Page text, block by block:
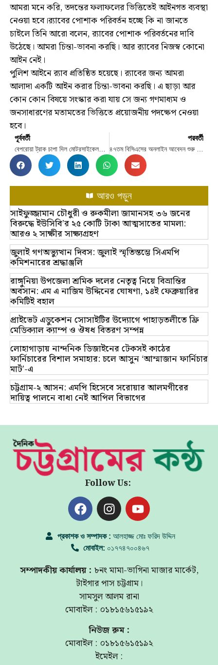
আমরা মনে করি, তদন্তের ফলাফলের ভিত্তিতেই আইনগত ব্যবস্থা
নেওয়া হবে।র‍্যাবের পোশাক পরিবর্তন হচ্ছে কি না জানতে
চাইলে তিনি আরো বলেন, র‍্যাবের পোশাক পরিবর্তনের দাবি
উঠেছে। আমরা চিন্তা-ভাবনা করছি। আর র‍্যাবের নিজস্ব কোনো
আইন নেই।
পুলিশ আইনে র‍্যাব প্রতিষ্ঠিত হয়েছে। র‍্যাবের জন্য আমরা
আলাদা একটি আইন করার চিন্তা-ভাবনা করছি। এ ছাড়া আর
কোন কোন বিষয়ে সংস্কার করা যায় সে জন্য গণমাধ্যম ও
জনসাধারণের মতামতের ভিত্তিতে প্রয়োজনীয় পদক্ষেপ নেওয়া
হবে।
পূর্ববর্তী পরবর্তী
আরও পড়ুন
সাইফুজ্জামান চৌধুরী ও রুকমীলা জামানসহ ৩৬ জনের
বিরুদ্ধে ইউসিবি’র ২৫ কোটি টাকা আত্মসাতের মামলা:
আরও ২ সাক্ষীর সাক্ষ্যগ্রহণ
জুলাই গণঅভ্যুত্থান দিবস: জুলাই স্মৃতিস্তম্ভে সিএমপি
কমিশনারের শ্রদ্ধাঞ্জলি
রাঙ্গুনিয়া উপজেলা শ্রমিক দলের নেতৃত্ব নিয়ে বিভ্রান্তির
অবসান: এম এ নাজিম উদ্দিনের ঘোষণা, ১৪ই ফেব্রুয়ারির
কমিটিই বহাল
প্রাইভেট এডুকেশন সোসাইটির উদ্যোগে পাহাড়তলীতে ফ্রি
মেডিক্যাল ক্যাম্প ও ঔষধ বিতরণ সম্পন্ন
লোহাগাড়ায় নান্দনিক ডিজাইনের টেকসই কাঠের
ফার্নিচারের বিশাল সমাহার: চলে আসুন ‘আম্মাজান ফার্নিচার
মার্ট’-এ
চট্টগ্রাম-২ আসন: এমপি হিসেবে সরোয়ার আলমগীরের
দায়িত্ব পালনে বাধা নেই আপিল বিভাগের
Follow Us:
প্রকাশক ও সম্পাদক : আলহাজ্জ মোঃ ফরিদ উদ্দিন
মোবাইল: ০১৭৭৪৭০০৪৬৭
সম্পাদকীয় কার্যালয় : ৮নং মামা-ভাগিনা মাজার মার্কেট,
টাইগার পাস চট্টগ্রাম।
সামসুল আলম রানা
মোবাইল : ০১৮১৫৬১৫১৯২
নিউজ রুম :
মোবাইল : ০১৮১৫৬১৫১৯২
ইমেইল :